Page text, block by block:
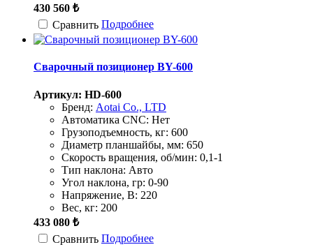
430 560 ₺
Сравнить Подробнее
Сварочный позиционер BY-600
Артикул: HD-600
Бренд: Aotai Co., LTD
Автоматика CNC: Нет
Грузоподъемность, кг: 600
Диаметр планшайбы, мм: 650
Скорость вращения, об/мин: 0,1-1
Тип наклона: Авто
Угол наклона, гр: 0-90
Напряжение, В: 220
Вес, кг: 200
433 080 ₺
Сравнить Подробнее